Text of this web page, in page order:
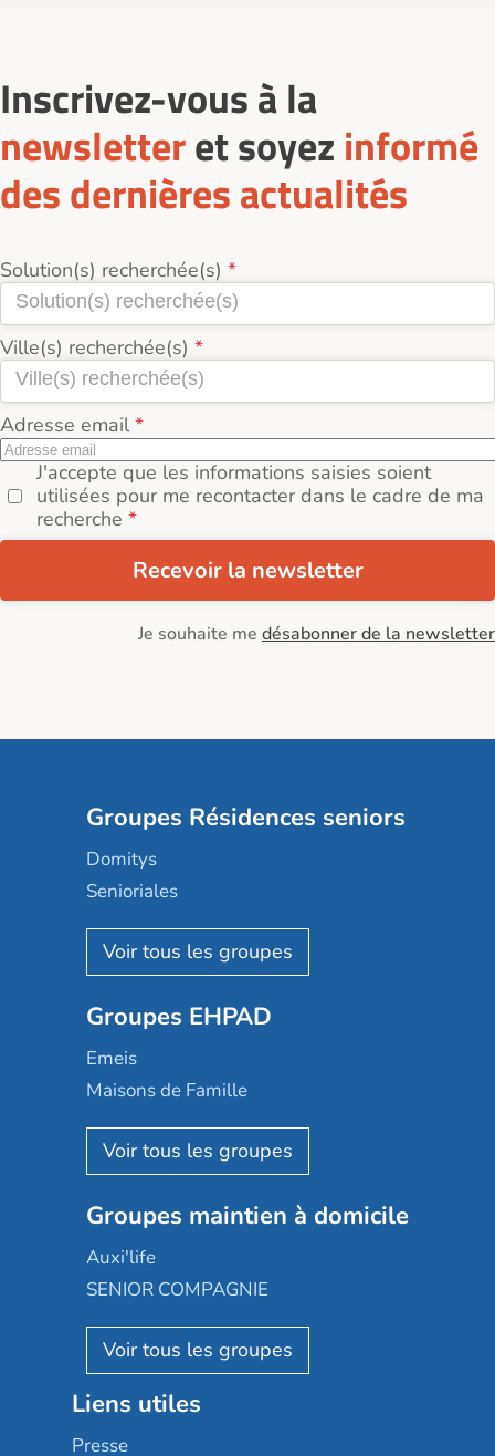
Inscrivez-vous à la
newsletteret soyez informé
des dernières actualités
Solution(s) recherchée(s)
Ville(s) recherchée(s)
Adresse email
J'accepte que les informations saisies soient
utilisées pour me recontacter dans le cadre de ma
recherche
Recevoir la newsletter
Je souhaite me désabonner de la newsletter
Groupes Résidences seniors
Domitys
Senioriales
Nohée
Les Résidentiels
Mobicap
Domusvi
Happy Senior
Aquarelia
Nexity edenea
Les jardins d'Arcadie
Occitalia
Appartseniors
Reseda
Stella management
Les villages d'or
Sérénys
Groupes EHPAD
Emeis
Maisons de Famille
Korian
Emera
Groupe SOS
Le Noble Âge
Almage
Résidalya
Groupe aplus
Groupes maintien à domicile
Auxi'life
SENIOR COMPAGNIE
AGE D'OR Services
Liens utiles
Presse